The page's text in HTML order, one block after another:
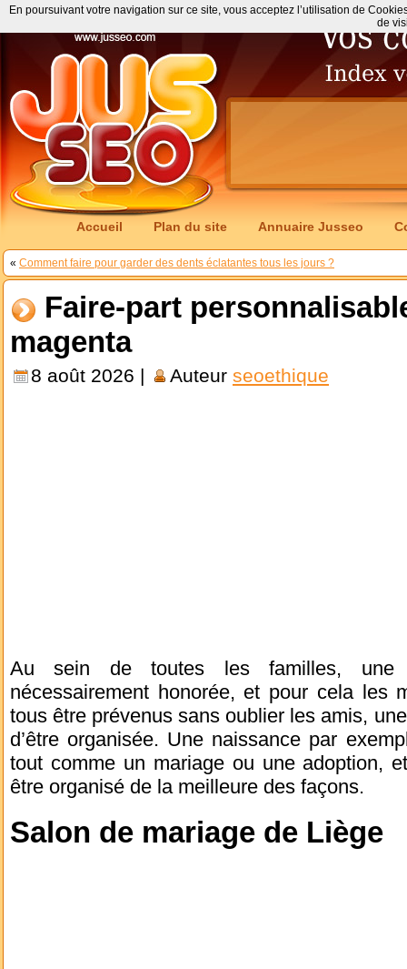
Accueil Plan du site Annuaire Jusseo
« Comment faire pour garder des dents éclatantes tous les jours ?
Faire-part
magenta
8 août 2026 | Auteur seoethique
Au sein de toutes les familles, une
nécessairement honorée, et pour cela les
tous être prévenus sans oublier les amis,
d’être organisée. Une naissance par
tout comme un mariage ou une adoption,
être organisé de la meilleure des façons.
Salon de mariage de Liège
En poursuivant votre navigation sur ce site, vous acceptez l’utilisation de
de